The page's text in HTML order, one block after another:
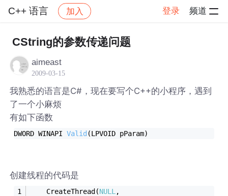
C++ 语言 加入 登录 频道
社区 C++ 语言 帖子详情
CString的参数传递问题
aimeast
2009-03-15
我熟悉的语言是C#，现在要写个C++的小程序，遇到
了一个小麻烦
有如下函数
DWORD WINAPI Valid (LPVOID pParam)
创建线程的代码是
	CreateThread(
NULL ,